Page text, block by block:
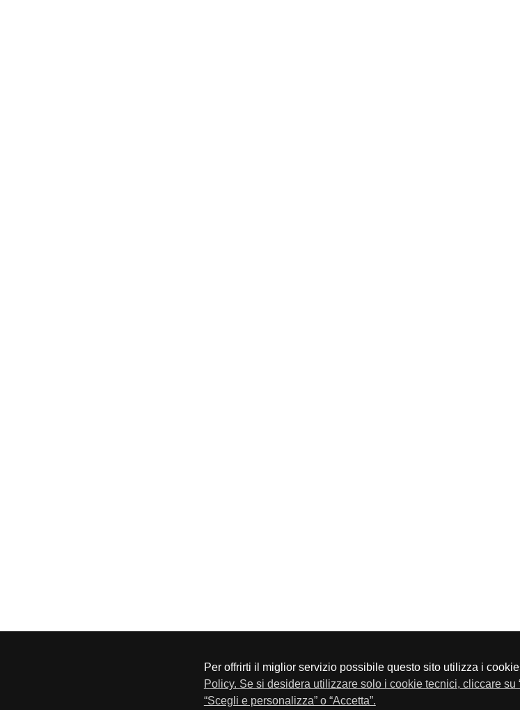
Per offrirti il miglior servizio possibile questo sito utilizza i
Policy. Se si desidera utilizzare solo i cookie tecnici, cliccare su
“Scegli e personalizza” o “Accetta”.
Via F.Lippi, 30 25134 Brescia P.Iva 01548020179 - Telefono 030-23076 -